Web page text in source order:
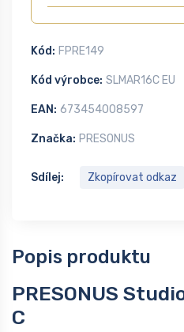
Kód: FPRE149
Kód výrobce: SLMAR16C EU
EAN: 673454008597
Značka: PRESONUS
Sdílej: Zkopírovat odkaz
Popis produktu
PRESONUS
C